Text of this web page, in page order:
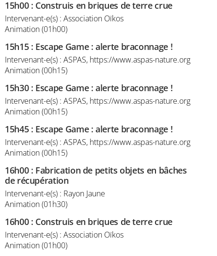
15h00: Construis en briques de terre crue
Intervenant-e(s) : Association Oïkos
Animation (01h00)
15h15: Escape Game : alerte braconnage !
Intervenant-e(s) : ASPAS, https://www.aspas-nature.org
Animation (00h15)
15h30: Escape Game : alerte braconnage !
Intervenant-e(s) : ASPAS, https://www.aspas-nature.org
Animation (00h15)
15h45: Escape Game : alerte braconnage !
Intervenant-e(s) : ASPAS, https://www.aspas-nature.org
Animation (00h15)
16h00: Fabrication de petits objets en bâches
de récupération
Intervenant-e(s) : Rayon Jaune
Animation (01h30)
16h00: Construis en briques de terre crue
Intervenant-e(s) : Association Oïkos
Animation (01h00)